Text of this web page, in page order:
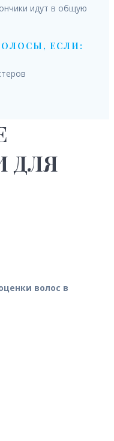
идут в общую
ЕСЛИ:
ДЛЯ
волос в